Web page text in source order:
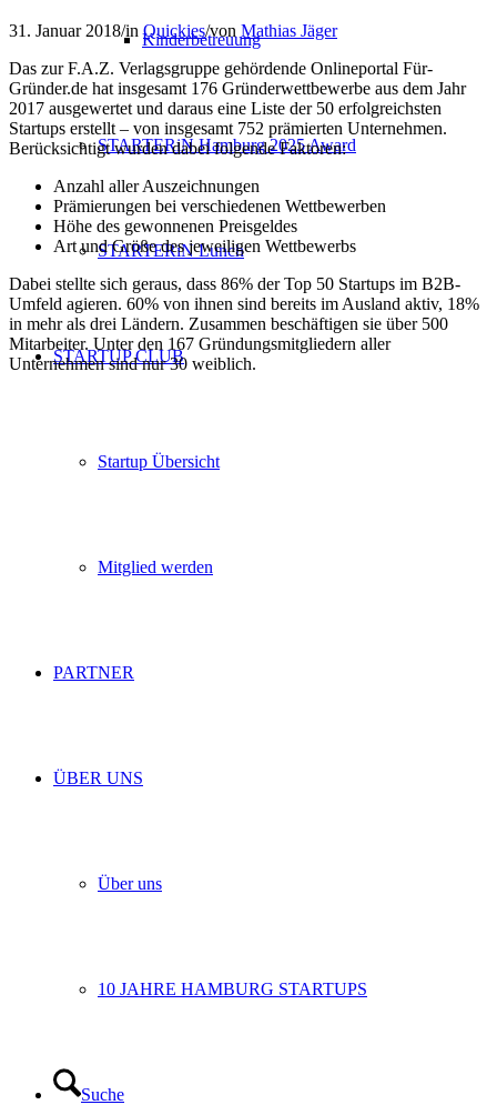
Kinderbetreuung
STARTERiN Hamburg 2025 Award
STARTERiN Lunch
STARTUP CLUB
Startup Übersicht
Mitglied werden
PARTNER
ÜBER UNS
Über uns
10 JAHRE HAMBURG STARTUPS
Suche
31. Januar 2018/inQuickies/von Mathias Jäger
Das zur F.A.Z. Verlagsgruppe gehördende Onlineportal Für-
Gründer.de hat insgesamt 176 Gründerwettbewerbe aus dem Jahr
2017 ausgewertet und daraus eine Liste der 50 erfolgreichsten
Startups erstellt – von insgesamt 752 prämierten Unternehmen.
Berücksichtigt wurden dabei folgende Faktoren:
Anzahl aller Auszeichnungen
Prämierungen bei verschiedenen Wettbewerben
Höhe des gewonnenen Preisgeldes
Art und Größe des jeweiligen Wettbewerbs
Dabei stellte sich geraus, dass 86% der Top 50 Startups im B2B-
Umfeld agieren. 60% von ihnen sind bereits im Ausland aktiv, 18%
in mehr als drei Ländern. Zusammen beschäftigen sie über 500
Mitarbeiter. Unter den 167 Gründungsmitgliedern aller
Unternehmen sind nur 30 weiblich.